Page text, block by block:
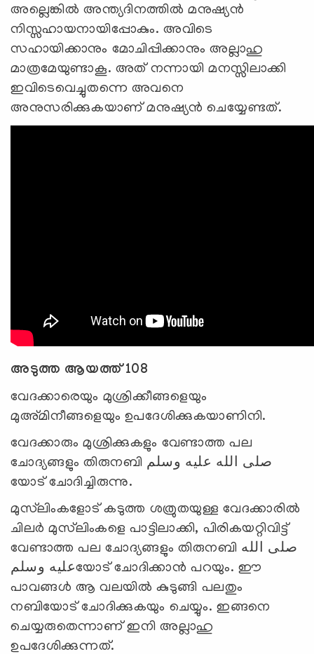
അല്ലെങ്കില്‍ അന്ത്യദിനത്തില്‍ മനുഷ്യന്‍
നിസ്സഹായനായിപ്പോകും. അവിടെ
സഹായിക്കാനും മോചിപ്പിക്കാനും അല്ലാഹു
മാത്രമേയുണ്ടാകൂ. അത് നന്നായി മനസ്സിലാക്കി
ഇവിടെവെച്ചുതന്നെ അവനെ
അനുസരിക്കുകയാണ് മനുഷ്യന്‍ ചെയ്യേണ്ടത്.
അടുത്ത ആയത്ത് 108
വേദക്കാരെയും മുശ്രിക്കീങ്ങളെയും
മുഅ്മിനീങ്ങളെയും ഉപദേശിക്കുകയാണിനി.
വേദക്കാരും മുശ്രിക്കുകളും വേണ്ടാത്ത പല
ചോദ്യങ്ങളും തിരുനബി صلى الله عليه وسلم
യോട് ചോദിച്ചിരുന്നു.
മുസ്‍ലിംകളോട് കടുത്ത ശത്രുതയുള്ള വേദക്കാരില്‍
ചിലര്‍ മുസ്‍ലിംകളെ പാട്ടിലാക്കി, പിരികയറ്റിവിട്ട്
വേണ്ടാത്ത പല ചോദ്യങ്ങളും തിരുനബി صلى الله
عليه وسلمയോട് ചോദിക്കാന്‍ പറയും. ഈ
പാവങ്ങള്‍ ആ വലയില്‍ കുടുങ്ങി പലതും
നബിയോട് ചോദിക്കുകയും ചെയ്യും. ഇങ്ങനെ
ചെയ്യരുതെന്നാണ് ഇനി അല്ലാഹു
ഉപദേശിക്കുന്നത്.